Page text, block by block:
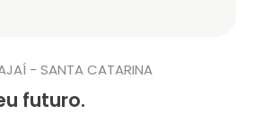
- SANTA CATARINA
futuro.